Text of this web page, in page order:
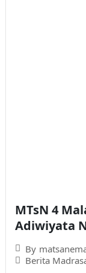
MTsN 4
Adiwiyata
By
Berita